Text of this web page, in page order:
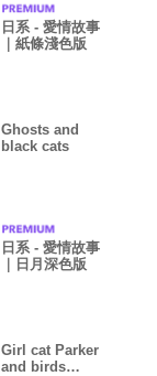
日系 - 愛情故事
｜紙條淺色版
Ghosts and
black cats
日系 - 愛情故事
｜日月深色版
Girl cat Parker
and birds